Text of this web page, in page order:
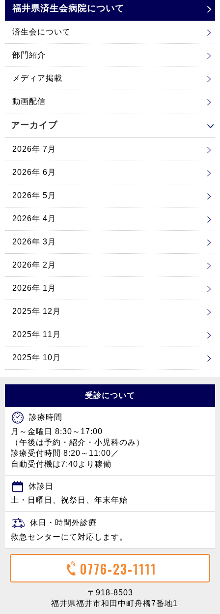
福井県済生会病院について
済生会について
部門紹介
メディア掲載
動画配信
アーカイブ
2026年 7月
2026年 6月
2026年 5月
2026年 4月
2026年 3月
2026年 2月
2026年 1月
2025年 12月
2025年 11月
2025年 10月
受診について
診療時間
月～金曜日 8:30～17:00
（午後は予約・紹介・小児科のみ）
診療受付時間 8:20～11:00／
自動受付機は7:40より稼働
休診日
土・日曜日、祝祭日、年末年始
休日・時間外診療
救急センターにて対応します。
0776-23-1111
〒918-8503
福井県福井市和田中町舟橋7番地1